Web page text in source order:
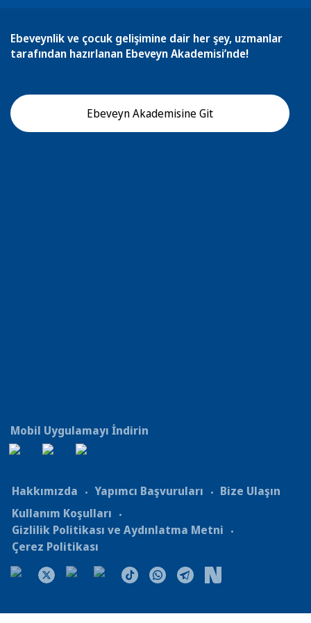
Ebeveynlik ve çocuk gelişimine dair her şey, uzmanlar
tarafından hazırlanan Ebeveyn Akademisi’nde!
Ebeveyn Akademisine Git
Mobil Uygulamayı İndirin
Hakkımızda Yapımcı Başvuruları
Bize Ulaşın
Kullanım Koşulları
Gizlilik Politikası ve Aydınlatma Metni
Çerez Politikası